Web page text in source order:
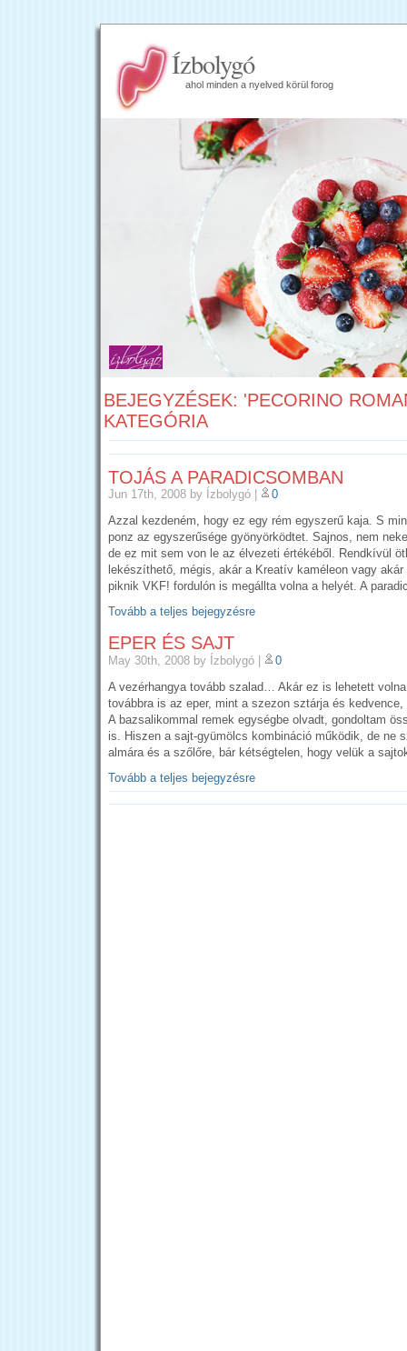
Ízbolygó
ahol minden a nyelved körül forog
BEJEGYZÉSEK: 'PECORINO
KATEGÓRIA
TOJÁS A PARADICSOMBAN
Jun 17th, 2008 by Ízbolygó
0
Azzal kezdeném, hogy ez egy rém egyszerű kaja. S
ponz az egyszerűsége gyönyörködtet. Sajnos, nem
de ez mit sem von le az élvezeti értékéből. Rendkívül
lekészíthető, mégis, akár a Kreatív kaméleon vagy
piknik VKF! fordulón is megállta volna a helyét. A
Tovább a teljes bejegyzésre
EPER ÉS SAJT
May 30th, 2008 by Ízbolygó |
0
A vezérhangya tovább szalad… Akár ez is lehetett
továbbra is az eper, mint a szezon sztárja és
A bazsalikommal remek egységbe olvadt, gondoltam
is. Hiszen a sajt-gyümölcs kombináció működik, de ne
almára és a szőlőre, bár kétségtelen, hogy velük a
Tovább a teljes bejegyzésre